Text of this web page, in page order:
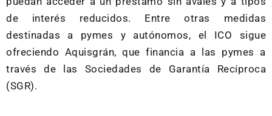
de interés reducidos. Entre otras medidas
destinadas a pymes y autónomos, el ICO sigue
ofreciendo Aquisgrán, que financia a las pymes a
través de las Sociedades de Garantía Recíproca
(SGR).